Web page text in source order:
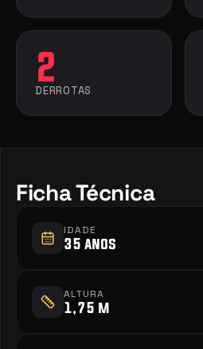
2
DERROTAS
Ficha Técnica
IDADE
35 anos
ALTURA
1,75 m